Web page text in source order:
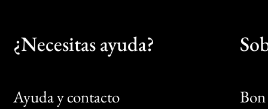
¿Necesitas ayuda?
Ayuda y contacto